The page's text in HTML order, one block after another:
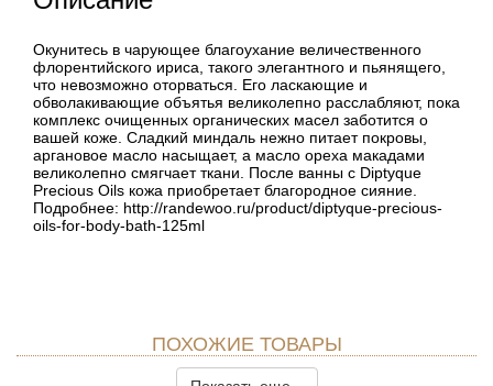
Окунитесь в чарующее благоухание величественного
флорентийского ириса, такого элегантного и пьянящего,
что невозможно оторваться. Его ласкающие и
обволакивающие объятья великолепно расслабляют, пока
комплекс очищенных органических масел заботится о
вашей коже. Сладкий миндаль нежно питает покровы,
аргановое масло насыщает, а масло ореха макадами
великолепно смягчает ткани. После ванны с Diptyque
Precious Oils кожа приобретает благородное сияние.
Подробнее: http://randewoo.ru/product/diptyque-precious-
oils-for-body-bath-125ml
ПОХОЖИЕ ТОВАРЫ